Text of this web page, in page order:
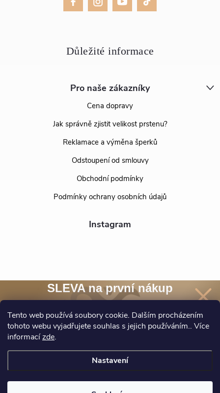
Tento web používá soubory cookie. Dalším procházením
tohoto webu vyjadřujete souhlas s jejich používáním.. Více
informacízde.
Nastavení
Pro naše zákazníky
Cena dopravy
Jak správně zjistit velikost prstenu?
Reklamace a výměna šperků
Odstoupení od smlouvy
Obchodní podmínky
Podmínky ochrany osobních údajů
Instagram
Sledovat na Instagramu
SLEVA na první nákup
asleva 10 %na nákup* je Vaše.
Chci novinky a slevu